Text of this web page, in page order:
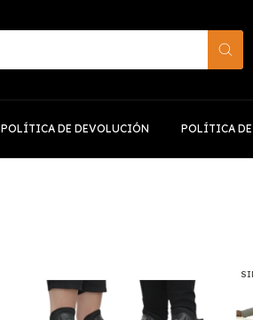
POLÍTICA DE DEVOLUCIÓN POLÍTICA